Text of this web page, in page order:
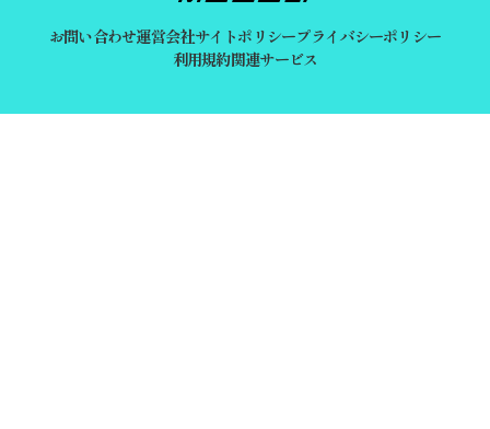
お問い合わせ運営会社サイトポリシープライバシーポリシー
利用規約関連サービス